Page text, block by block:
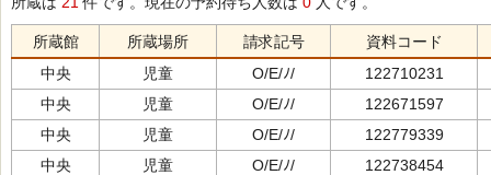
所蔵館 所蔵場所 請求記号
資料コード
中央
児童 O/E/ﾉ/
122710231
中央
児童 O/E/ﾉ/
122671597
中央
児童 O/E/ﾉ/
122779339
中央
児童 O/E/ﾉ/
122738454